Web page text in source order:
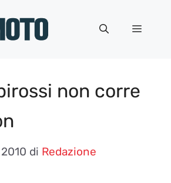
Menu
non corre
di Redazione